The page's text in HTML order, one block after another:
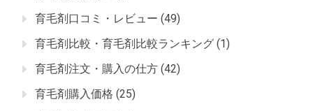
育毛剤口コミ・レビュー (49)
育毛剤比較・育毛剤比較ランキング (1)
育毛剤注文・購入の仕方 (42)
育毛剤購入価格 (25)